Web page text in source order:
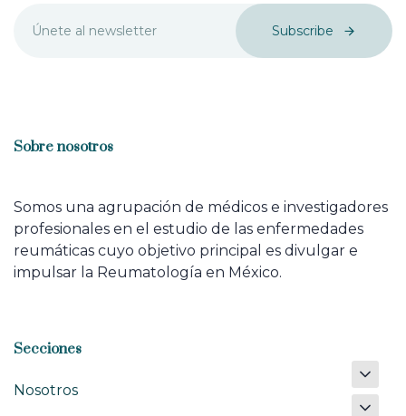
Subscribe
Sobre nosotros
Somos una agrupación de médicos e investigadores
profesionales en el estudio de las enfermedades
reumáticas cuyo objetivo principal es divulgar e
impulsar la Reumatología en México.
Secciones
Nosotros